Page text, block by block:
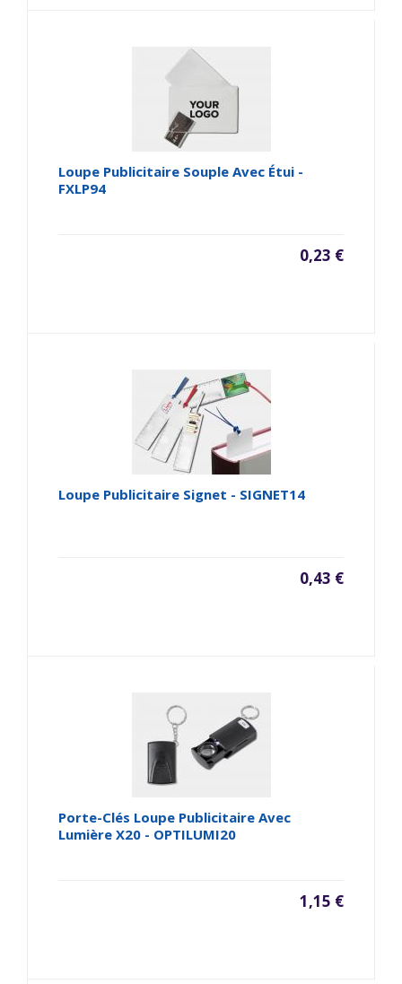
Loupe Publicitaire Souple Avec Étui -
FXLP94
0,23 €
Loupe Publicitaire Signet - SIGNET14
0,43 €
Porte-Clés Loupe Publicitaire Avec
Lumière X20 - OPTILUMI20
1,15 €